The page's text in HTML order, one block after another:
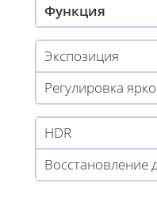
Функция
Экспозиция
Регулировка
HDR
Восстановление